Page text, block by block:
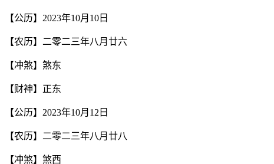
【公历】2023年10月10日
【农历】二零二三年八月廿六
【冲煞】煞东
【财神】正东
【公历】2023年10月12日
【农历】二零二三年八月廿八
【冲煞】煞西